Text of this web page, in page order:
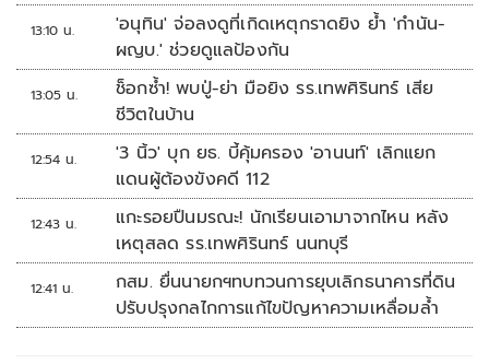
13:10 น.
'อนุทิน' จ่อลงดูที่เกิดเหตุกราดยิง ย้ำ 'กำนัน-
ผญบ.' ช่วยดูแลป้องกัน
13:05 น.
ช็อกซ้ำ! พบปู่-ย่า มือยิง รร.เทพศิรินทร์ เสีย
ชีวิตในบ้าน
12:54 น.
'3 นิ้ว' บุก ยธ. บี้คุ้มครอง 'อานนท์' เลิกแยก
แดนผู้ต้องขังคดี 112
12:43 น.
แกะรอยปืนมรณะ! นักเรียนเอามาจากไหน หลัง
เหตุสลด รร.เทพศิรินทร์ นนทบุรี
12:41 น.
กสม. ยื่นนายกฯทบทวนการยุบเลิกธนาคารที่ดิน
ปรับปรุงกลไกการแก้ไขปัญหาความเหลื่อมล้ำ